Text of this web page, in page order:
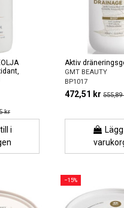
kr
i
Aktiv
GMT BEAUTY
BP1017
472,51 kr 555,89
−15%